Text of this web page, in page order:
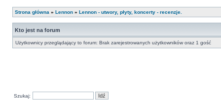
Strona główna » Lennon » Lennon - utwory, płyty, koncerty - recenzje.
Kto jest na forum
Użytkownicy przeglądający to forum: Brak zarejestrowanych użytkowników oraz 1 gość
Szukaj: